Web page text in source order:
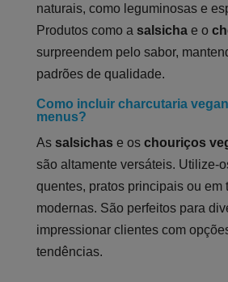
naturais, como leguminosas e
Produtos como a salsichae o
surpreendem pelo sabor,
padrões de qualidade.
Como incluir charcutaria
menus?
As salsichase os chouriços
são altamente versáteis. Utilize-
quentes, pratos principais ou em
modernas. São perfeitos para
impressionar clientes com
tendências.